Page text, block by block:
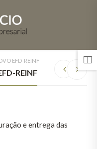
EFD-REINF
REINF
e entrega das